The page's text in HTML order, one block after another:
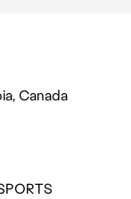
Canada